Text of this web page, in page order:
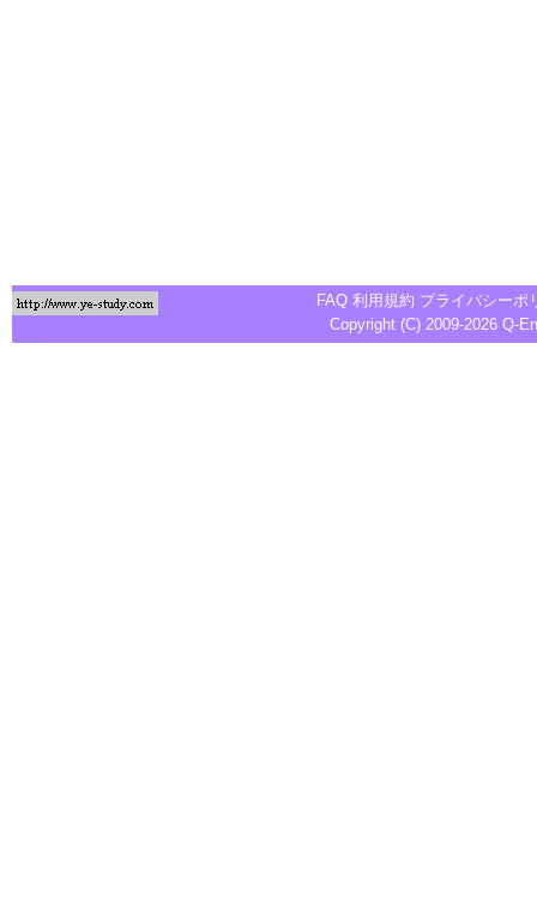
FAQ 利用規約 プライバシーポ
Copyright (C) 2009-2026 Q-